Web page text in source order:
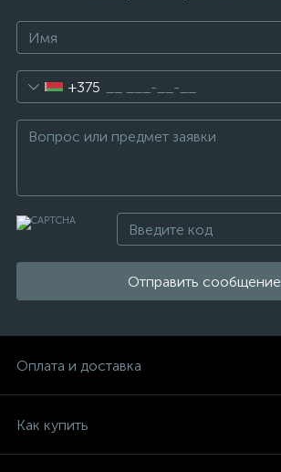
+375
Отправить сообщение
Оплата и доставка
Как купить